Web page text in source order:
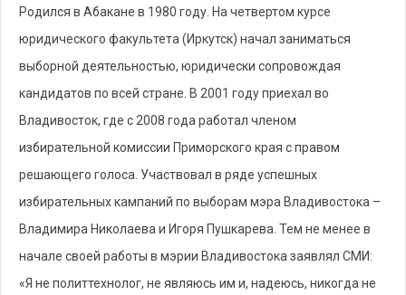
Родился в Абакане в 1980 году. На четвертом курсе
юридического факультета (Иркутск) начал заниматься
выборной деятельностью, юридически сопровождая
кандидатов по всей стране. В 2001 году приехал во
Владивосток, где с 2008 года работал членом
избирательной комиссии Приморского края с правом
решающего голоса. Участвовал в ряде успешных
избирательных кампаний по выборам мэра Владивостока –
Владимира Николаева и Игоря Пушкарева. Тем не менее в
начале своей работы в мэрии Владивостока заявлял СМИ:
«Я не политтехнолог, не являюсь им и, надеюсь, никогда не